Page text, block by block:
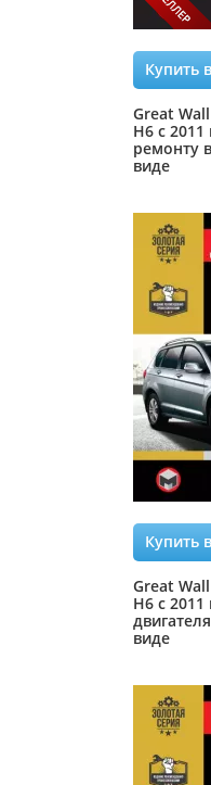
Купить
Great
H6 с 2011
ремонту
виде
Купить
Great
H6 с
виде